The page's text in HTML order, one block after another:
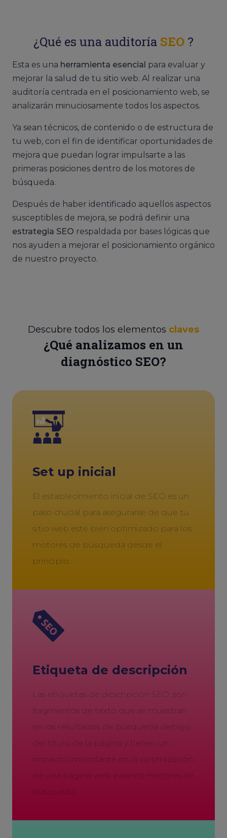
¿Qué es una auditoría SEO ?
Esta es una herramienta esencial para evaluar y
mejorar la salud de tu sitio web. Al realizar una
auditoría centrada en el posicionamiento web, se
analizarán minuciosamente todos los aspectos.
Ya sean técnicos, de contenido o de estructura de
tu web, con el fin de identificar oportunidades de
mejora que puedan lograr impulsarte a las
primeras posiciones dentro de los motores de
búsqueda.
Después de haber identificado aquellos aspectos
susceptibles de mejora, se podrá definir una
estrategia SEO respaldada por bases lógicas que
nos ayuden a mejorar el posicionamiento orgánico
de nuestro proyecto.
Descubre todos los elementos claves
¿Qué analizamos en un
diagnóstico SEO?
Set up inicial
El establecimiento inicial de SEO es un
paso crucial para asegurarse de que tu
sitio web esté bien optimizado para los
motores de búsqueda desde el
principio.
Etiqueta de descripción
Las etiquetas de descripción SEO, son
fragmentos de texto que se muestran
en los resultados de búsqueda debajo
del título de la página y tienen un
impacto importante en la optimización
de una página web para los motores de
búsqueda.